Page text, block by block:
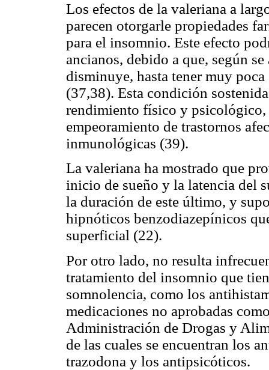
Los efectos de la valeriana a
parecen otorgarle propiedades
para el insomnio. Este efecto
ancianos, debido a que, según
disminuye, hasta tener muy
(37,38). Esta condición
rendimiento físico y
empeoramiento de trastornos
inmunológicas (39).
La valeriana ha mostrado que
inicio de sueño y la latencia del
la duración de este último, y
hipnóticos benzodiazepínicos
superficial (22).
Por otro lado, no resulta
tratamiento del insomnio que
somnolencia, como los
medicaciones no aprobadas
Administración de Drogas y
de las cuales se encuentran los
trazodona y los antipsicóticos.